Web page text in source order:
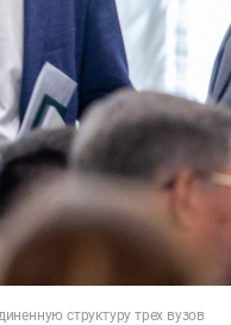
структуру трех вузов